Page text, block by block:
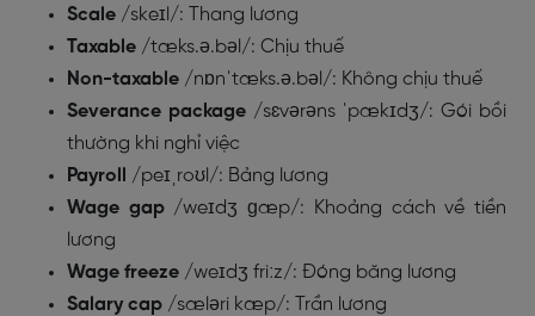
Scale /skeɪl/: Thang lương
Taxable /tæks.ə.bəl/: Chịu thuế
Non-taxable /nɒnˈtæks.ə.bəl/: Không chịu thuế
Severance package /sɛvərəns ˈpækɪdʒ/: Gói bồi
thường khi nghỉ việc
Payroll /peɪˌroʊl/: Bảng lương
Wage gap /weɪdʒ ɡæp/: Khoảng cách về tiền
lương
Wage freeze /weɪdʒ friːz/: Đóng băng lương
Salary cap /sæləri kæp/: Trần lương